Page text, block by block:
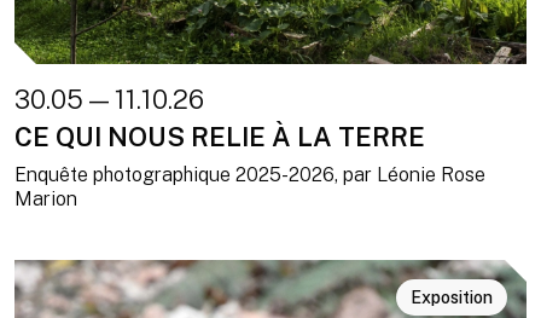
30.05 — 11.10.26
CE QUI NOUS RELIE À LA TERRE
Enquête photographique 2025-2026, par Léonie Rose
Marion
Exposition